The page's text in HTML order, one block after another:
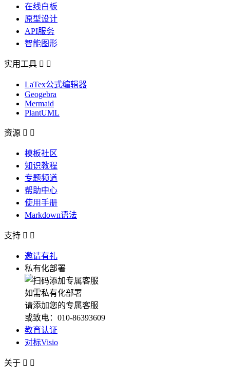
在线白板
原型设计
API服务
智能图形
实用工具  
LaTex公式编辑器
Geogebra
Mermaid
PlantUML
资源  
模板社区
知识教程
专题频道
帮助中心
使用手册
Markdown语法
支持  
邀请有礼
私有化部署
如需私有化部署
请添加您的专属客服
或致电：010-86393609
教育认证
对标Visio
关于  